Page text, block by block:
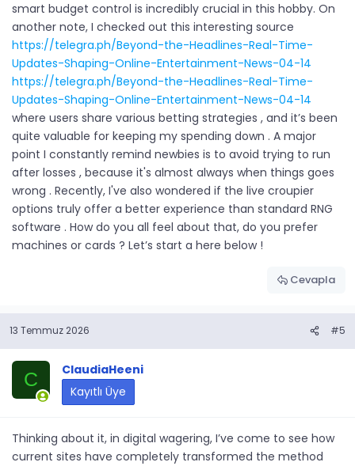
smart budget control is incredibly crucial in this hobby. On
another note, I checked out this interesting source
https://telegra.ph/Beyond-the-Headlines-Real-Time-
Updates-Shaping-Online-Entertainment-News-04-14
https://telegra.ph/Beyond-the-Headlines-Real-Time-
Updates-Shaping-Online-Entertainment-News-04-14
where users share various betting strategies , and it’s been
quite valuable for keeping my spending down . A major
point I constantly remind newbies is to avoid trying to run
after losses , because it's almost always when things goes
wrong . Recently, I've also wondered if the live croupier
options truly offer a better experience than standard RNG
software . How do you all feel about that, do you prefer
machines or cards ? Let’s start a here below !
Cevapla
13 Temmuz 2026 #5
C
ClaudiaHeeni
Kayıtlı Üye
Thinking about it, in digital wagering, I’ve come to see how
current sites have completely transformed the method